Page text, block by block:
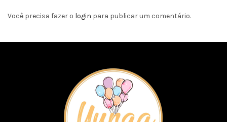
Você precisa fazer o login para publicar um comentário.